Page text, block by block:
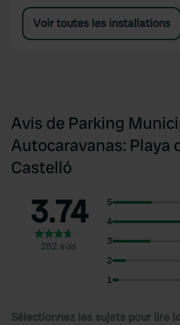
Voir toutes les installations
Avis de Parking
Autocaravanas: Playa
Castelló
3.74
282 avis
5
4
3
2
1
Sélectionnez les sujets pour lire